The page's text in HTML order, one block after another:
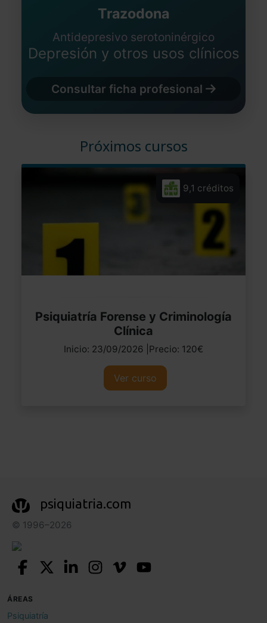
Trazodona
Antidepresivo serotoninérgico
Depresión y otros usos clínicos
Consultar ficha profesional
Próximos cursos
9,1 créditos
Psiquiatría Forense y Criminología
Clínica
Inicio: 23/09/2026 |Precio: 120€
Ver curso
psiquiatria.com
© 1996–2026
ÁREAS
Psiquiatría